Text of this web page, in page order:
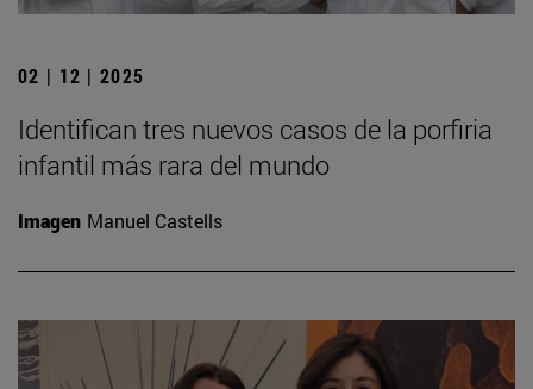
02 | 12 | 2025
Identifican tres nuevos casos de la porfiria
infantil más rara del mundo
Imagen Manuel Castells